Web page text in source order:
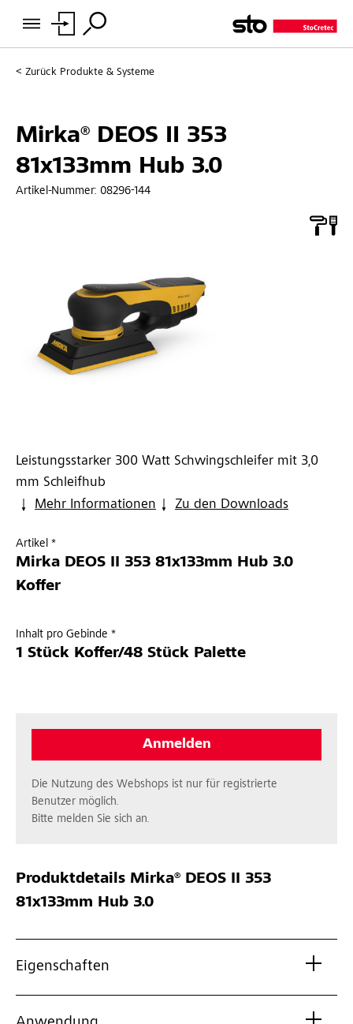
Zurück Produkte & Systeme
Mirka® DEOS II 353
81x133mm Hub 3.0
Artikel-Nummer: 08296-144
Leistungsstarker 300 Watt Schwingschleifer mit 3,0
mm Schleifhub
Mehr Informationen
Zu den Downloads
Artikel *
Mirka DEOS II 353 81x133mm Hub 3.0
Koffer
Inhalt pro Gebinde *
1 Stück Koffer/48 Stück Palette
Anmelden
Die Nutzung des Webshops ist nur für registrierte
Benutzer möglich.
Bitte melden Sie sich an.
Produktdetails Mirka® DEOS II 353
81x133mm Hub 3.0
Eigenschaften